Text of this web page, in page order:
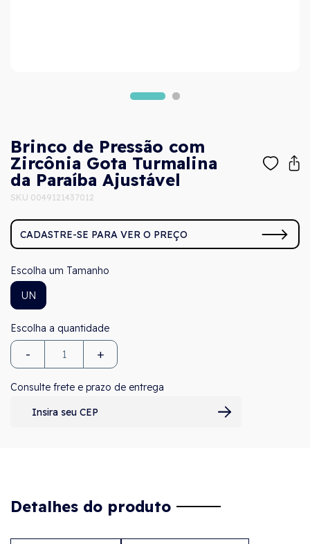
Brinco de Pressão com
Zircônia Gota Turmalina
da Paraíba Ajustável
SKU 0049121437012
CADASTRE-SE PARA VER O PREÇO
Tamanho
UN
- +
Consulte frete e prazo de entrega
Detalhes do produto